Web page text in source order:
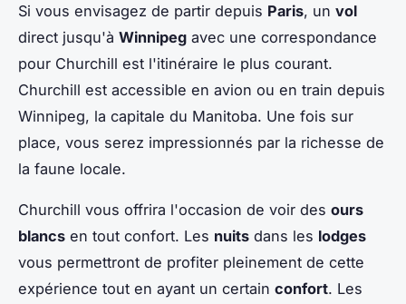
Si vous envisagez de partir depuis Paris, un vol
direct jusqu'à Winnipeg avec une correspondance
pour Churchill est l'itinéraire le plus courant.
Churchill est accessible en avion ou en train depuis
Winnipeg, la capitale du Manitoba. Une fois sur
place, vous serez impressionnés par la richesse de
la faune locale.
Churchill vous offrira l'occasion de voir des ours
blancs en tout confort. Les nuits dans les lodges
vous permettront de profiter pleinement de cette
expérience tout en ayant un certain confort. Les